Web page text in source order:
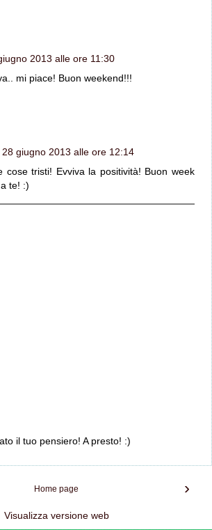
2013 alle ore 11:30
mi piace! Buon weekend!!!
28 giugno 2013 alle ore 12:14
cose tristi! Evviva la positività! Buon week
te! :)
il tuo pensiero! A presto! :)
›
Home page
Visualizza versione web